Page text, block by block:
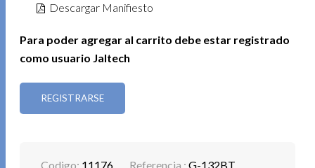
Descargar Manifiesto
Para poder agregar al carrito debe estar registrado
como usuario Jaltech
REGISTRARSE
Codigo: 11176 Referencia :G-132BT